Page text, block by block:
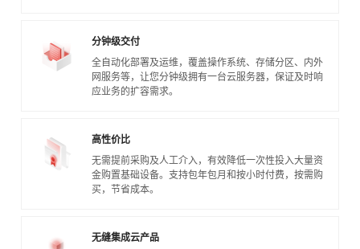
分钟级交付
全自动化部署及运维，覆盖操作系统、存储分区、内外
网服务等，让您分钟级拥有一台云服务器，保证及时响
应业务的扩容需求。
高性价比
无需提前采购及人工介入，有效降低一次性投入大量资
金购置基础设备。支持包年包月和按小时付费，按需购
买，节省成本。
无缝集成云产品